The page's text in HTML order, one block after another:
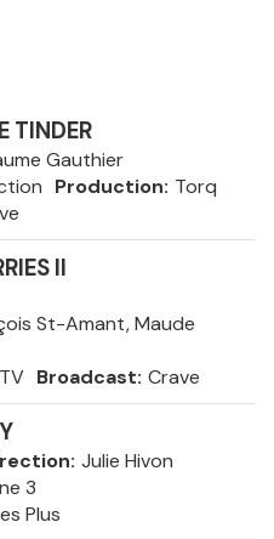
TINDER
Gauthier
Production Torq
II
St-Amant, Maude
Broadcast Crave
Julie Hivon
3
Plus